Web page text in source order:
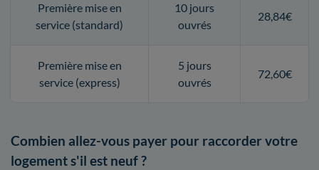
Première mise en
service (standard)
10 jours
ouvrés
28,84€
Première mise en
service (express)
5 jours
ouvrés
72,60€
Combien allez-vous payer pour raccorder votre
logement s'il est neuf ?